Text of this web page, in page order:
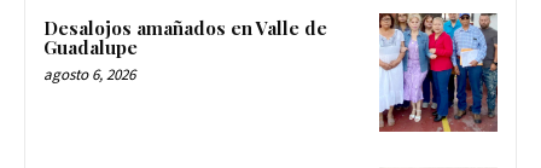
Desalojos amañados en Valle de
Guadalupe
agosto 6, 2026